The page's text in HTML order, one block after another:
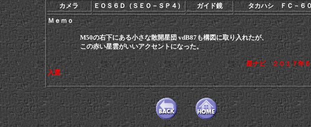
カメラ
ＥＯＳ６Ｄ（ＳＥＯ－ＳＰ４） ガイド鏡
タカハシ ＦＣ－６
Ｍｅｍｏ
M50の右下にある小さな散開星団 vdB87も構図に取り入れたが、
この赤い星雲がいいアクセントになった。
星ナビ ２０１７年
入選